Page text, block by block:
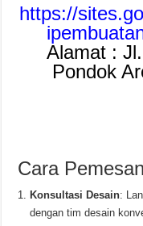
https://
Alamat :
Pondok
Cara
Konsultasi Desain:
dengan tim desain